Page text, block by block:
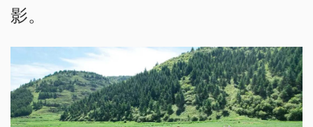
影。